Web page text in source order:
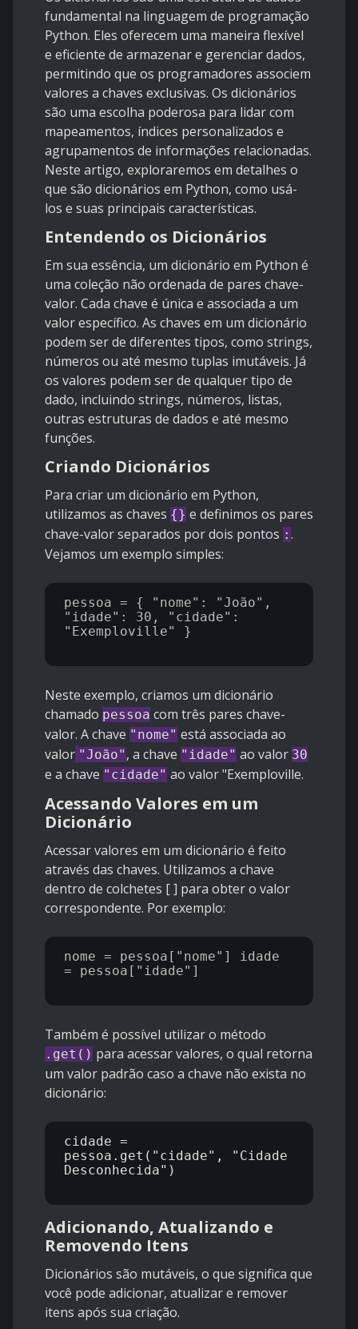
fundamental na linguagem de programação
Python. Eles oferecem uma maneira flexível
e eficiente de armazenar e gerenciar dados,
permitindo que os programadores associem
valores a chaves exclusivas. Os dicionários
são uma escolha poderosa para lidar com
mapeamentos, índices personalizados e
agrupamentos de informações relacionadas.
Neste artigo, exploraremos em detalhes o
que são dicionários em Python, como usá-
los e suas principais características.
Entendendo os Dicionários
Em sua essência, um dicionário em Python é
uma coleção não ordenada de pares chave-
valor. Cada chave é única e associada a um
valor específico. As chaves em um dicionário
podem ser de diferentes tipos, como strings,
números ou até mesmo tuplas imutáveis. Já
os valores podem ser de qualquer tipo de
dado, incluindo strings, números, listas,
outras estruturas de dados e até mesmo
funções.
Criando Dicionários
Para criar um dicionário em Python,
utilizamos as chaves {} e definimos os pares
chave-valor separados por dois pontos : .
Vejamos um exemplo simples:
pessoa = { "nome": "João",
"idade": 30, "cidade":
"Exemploville" }
Neste exemplo, criamos um dicionário
chamado pessoa com três pares chave-
valor. A chave "nome" está associada ao
valor "João" , a chave "idade" ao valor 30
e a chave "cidade" ao valor "Exemploville.
Acessando Valores em um
Dicionário
Acessar valores em um dicionário é feito
através das chaves. Utilizamos a chave
dentro de colchetes [ ] para obter o valor
correspondente. Por exemplo:
nome = pessoa["nome"] idade
= pessoa["idade"]
Também é possível utilizar o método
.get() para acessar valores, o qual retorna
um valor padrão caso a chave não exista no
dicionário:
cidade =
pessoa.get("cidade", "Cidade
Desconhecida")
Adicionando, Atualizando e
Removendo Itens
Dicionários são mutáveis, o que significa que
você pode adicionar, atualizar e remover
itens após sua criação.